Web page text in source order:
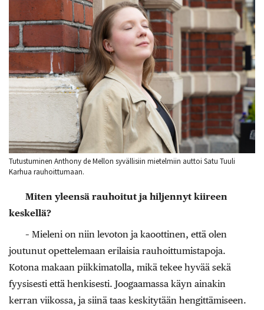
Tutustuminen Anthony de Mellon syvällisiin mietelmiin auttoi Satu Tuuli
Karhua rauhoittumaan.
Miten yleensä rauhoitut ja hiljennyt kiireen
keskellä?
– Mieleni on niin levoton ja kaoottinen, että olen
joutunut opettelemaan erilaisia rauhoittumistapoja.
Kotona makaan piikkimatolla, mikä tekee hyvää sekä
fyysisesti että henkisesti. Joogaamassa käyn ainakin
kerran viikossa, ja siinä taas keskitytään hengittämiseen.